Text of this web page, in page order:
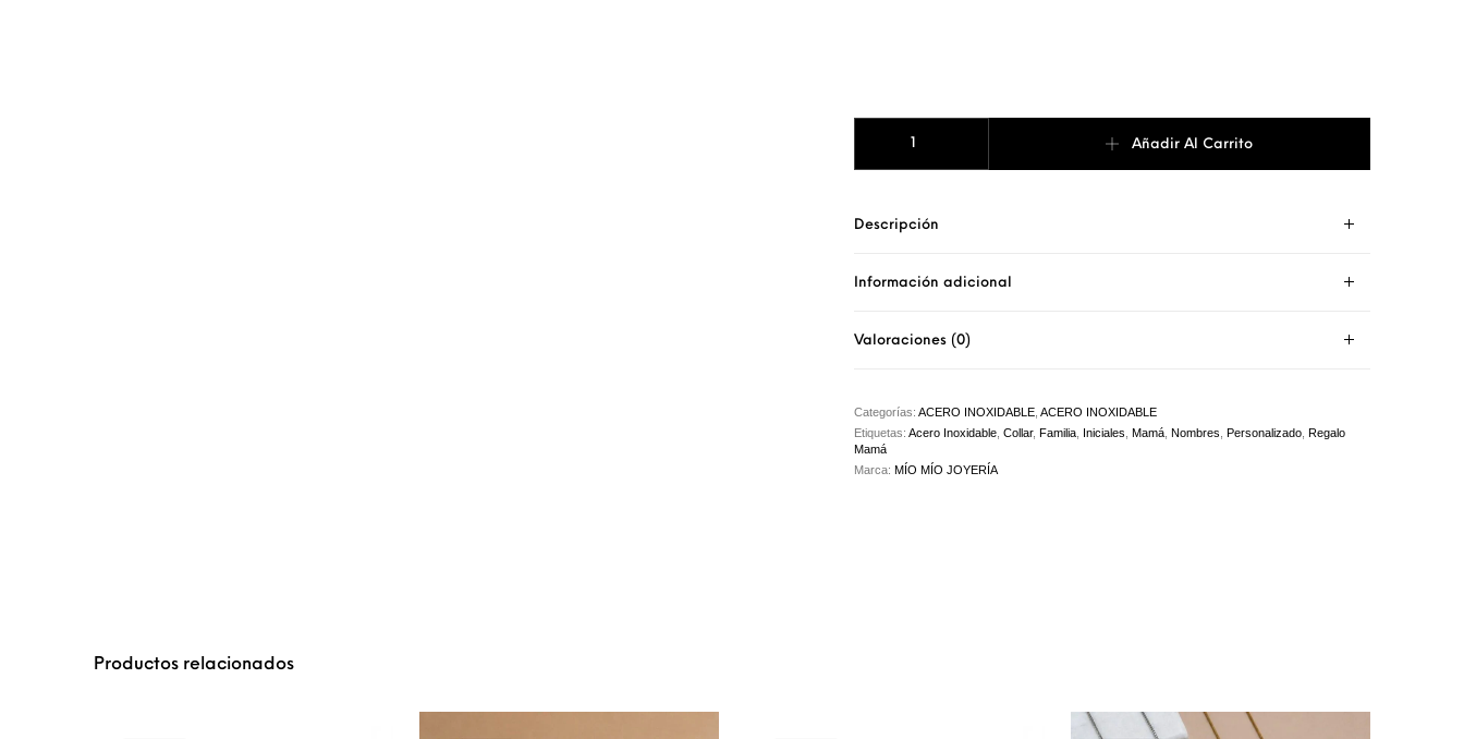
Añadir Al Carrito
Descripción
Información adicional
Valoraciones (0)
Categorías: ACERO INOXIDABLE, ACERO INOXIDABLE
Etiquetas: Acero Inoxidable, Collar, Familia, Iniciales, Mamá, Nombres, Personalizado, Regalo
Mamá
Marca: MÍO MÍO JOYERÍA
Productos relacionados